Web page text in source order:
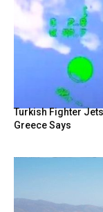
Turkish Fighter
Greece Says